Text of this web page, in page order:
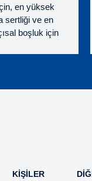
en yüksek
sertliği ve en
boşluk için
ve geniş
KIŞILER